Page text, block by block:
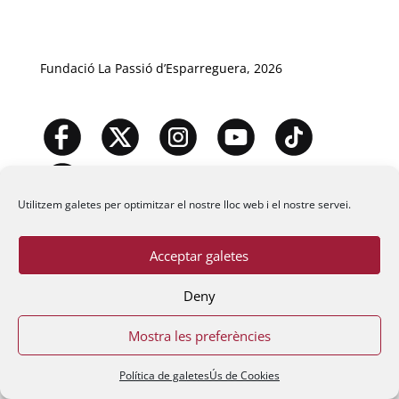
Utilitzem galetes per optimitzar el nostre lloc web i el nostre servei.
Acceptar galetes
Deny
Mostra les preferències
Política de galetesÚs de Cookies
Fundació La Passió d’Esparreguera, 2026